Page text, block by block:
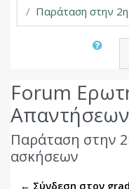
Παράταση στην
Forum
Απαντήσεων
Παράταση στην
ασκήσεων
← Σύνδεση στον